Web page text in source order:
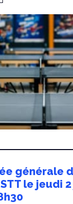
générale
le jeudi